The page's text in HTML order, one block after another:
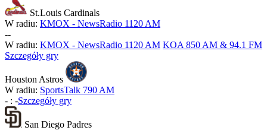
St.Louis Cardinals
W radiu: KMOX - NewsRadio 1120 AM
--
W radiu: KMOX - NewsRadio 1120 AM KOA 850 AM & 94.1 FM
Szczegóły gry
Houston Astros
W radiu: SportsTalk 790 AM
- : -Szczegóły gry
San Diego Padres